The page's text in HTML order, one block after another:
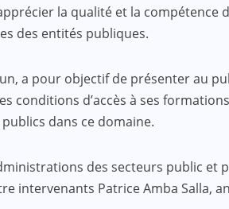
la qualité et la
des entités publiques.
a pour objectif de présenter au
d’accès à ses
dans ce domaine.
des secteurs public
intervenants Patrice Amba Salla,